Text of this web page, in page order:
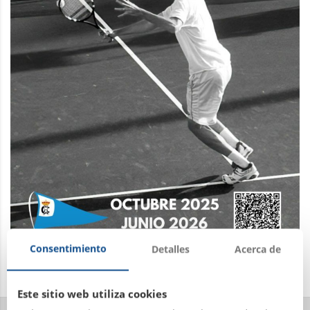
Consentimiento Detalles Acerca de
Este sitio web utiliza cookies